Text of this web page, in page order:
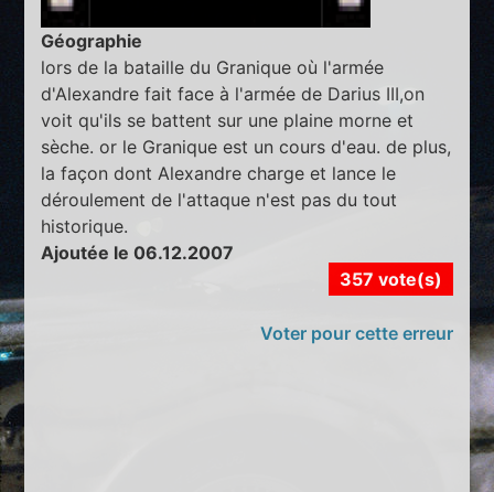
Géographie
lors de la bataille du Granique où l'armée
d'Alexandre fait face à l'armée de Darius III,on
voit qu'ils se battent sur une plaine morne et
sèche. or le Granique est un cours d'eau. de plus,
la façon dont Alexandre charge et lance le
déroulement de l'attaque n'est pas du tout
historique.
Ajoutée le 06.12.2007
357 vote(s)
Voter pour cette erreur